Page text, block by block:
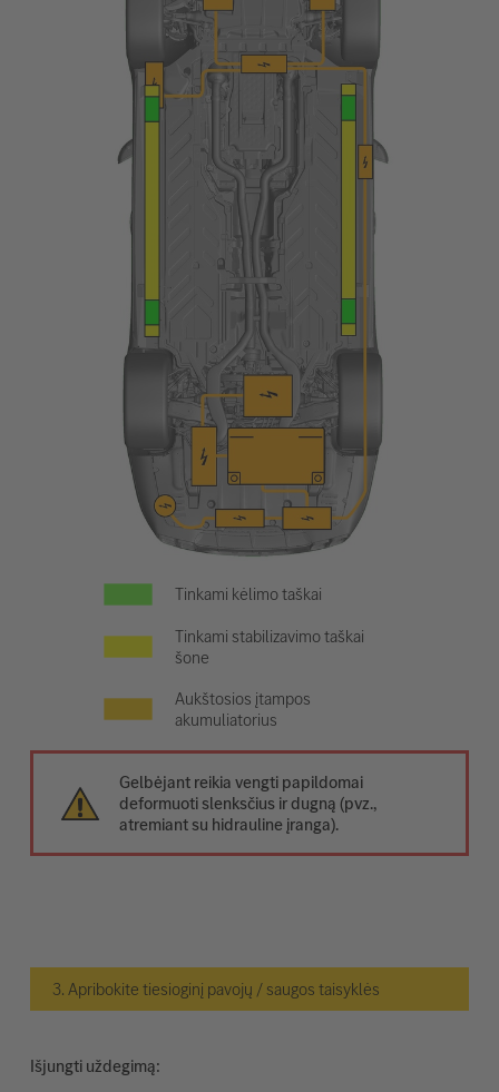
Tinkami kėlimo taškai
Tinkami stabilizavimo taškai
šone
Aukštosios įtampos
akumuliatorius
Gelbėjant reikia vengti papildomai
deformuoti slenksčius ir dugną (pvz.,
atremiant su hidrauline įranga).
3. Apribokite tiesioginį pavojų / saugos taisyklės
Išjungti uždegimą: